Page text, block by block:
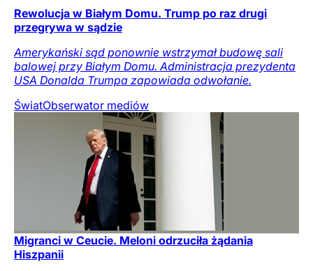
Rewolucja w Białym Domu. Trump po raz drugi
przegrywa w sądzie
Amerykański sąd ponownie wstrzymał budowę sali
balowej przy Białym Domu. Administracja prezydenta
USA Donalda Trumpa zapowiada odwołanie.
ŚwiatObserwator mediów
Migranci w Ceucie. Meloni odrzuciła żądania
Hiszpanii